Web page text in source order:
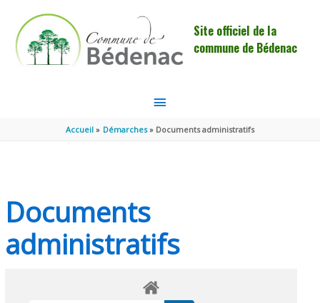
Site officiel de la
commune de Bédenac
MENU
PRINCIPAL
Accueil Démarches Documents administratifs
Documents
administratifs